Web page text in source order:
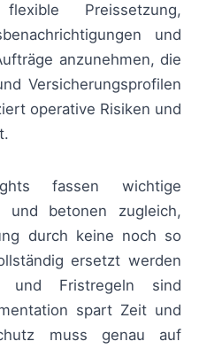
Preissetzung,
und
anzunehmen, die
Versicherungsprofilen
operative Risiken und
fassen wichtige
und betonen zugleich,
durch keine noch so
ersetzt werden
und Fristregeln sind
spart Zeit und
muss genau auf